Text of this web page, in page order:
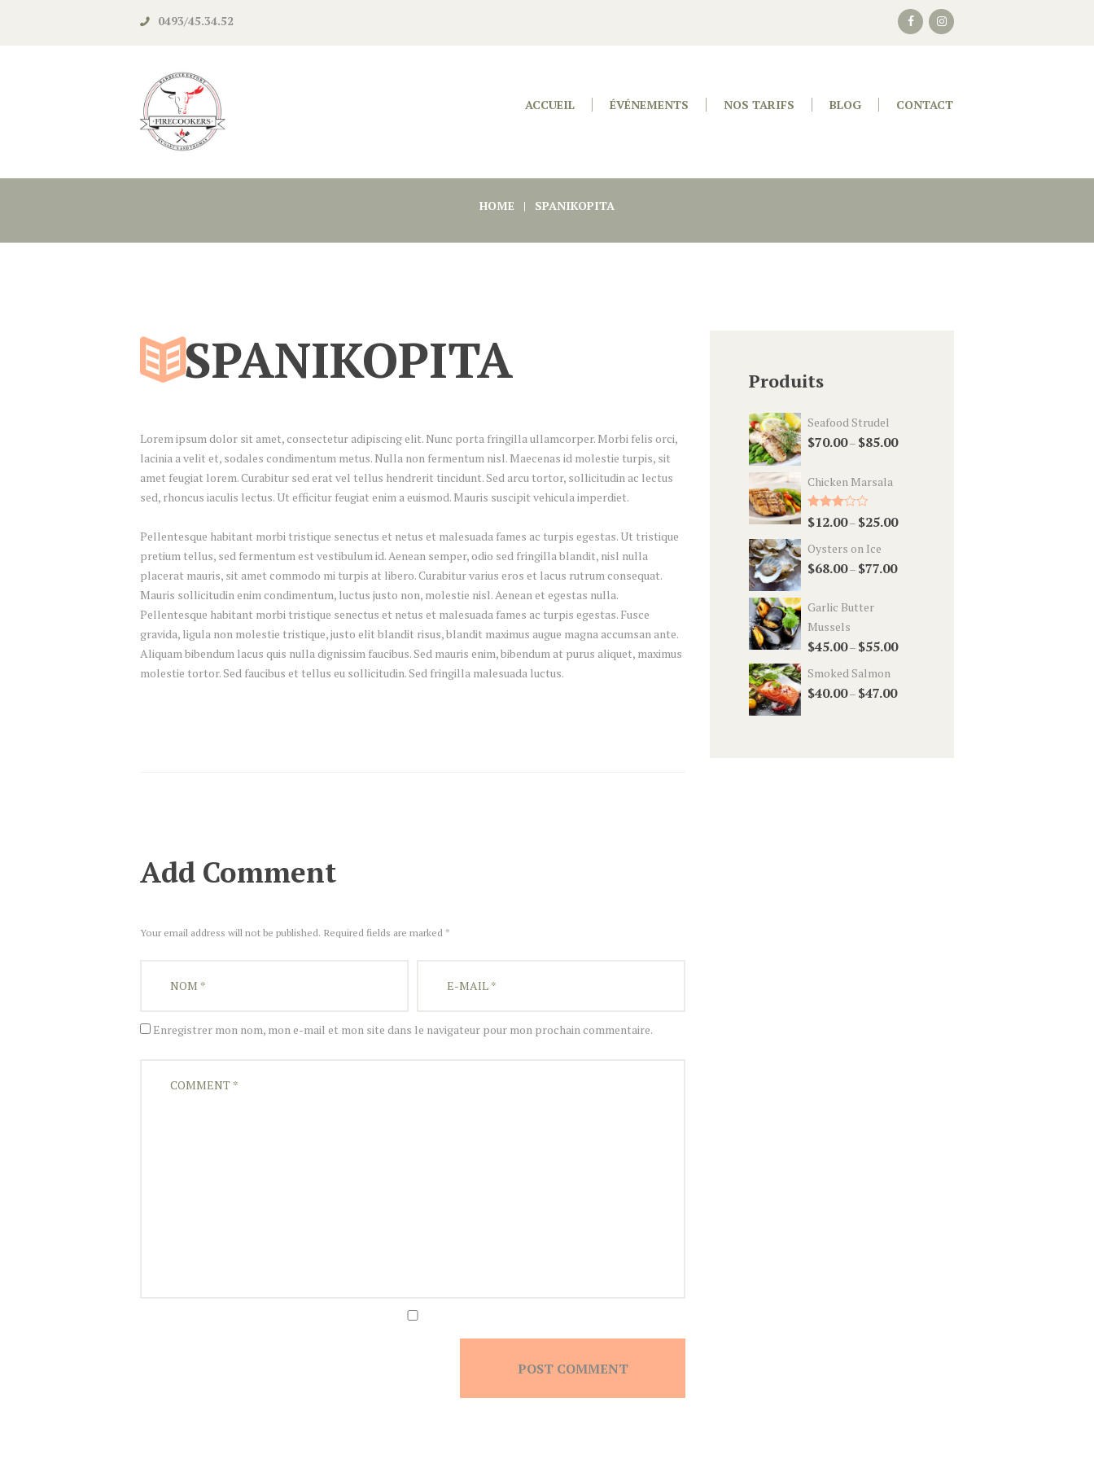
0493/45.34.52‬
ACCUEIL ÉVÉNEMENTS NOS TARIFS BLOG CONTACT
HOME SPANIKOPITA
SPANIKOPITA
Lorem ipsum dolor sit amet, consectetur adipiscing elit. Nunc porta fringilla ullamcorper. Morbi felis orci,
lacinia a velit et, sodales condimentum metus. Nulla non fermentum nisl. Maecenas id molestie turpis, sit
amet feugiat lorem. Curabitur sed erat vel tellus hendrerit tincidunt. Sed arcu tortor, sollicitudin ac lectus
sed, rhoncus iaculis lectus. Ut efficitur feugiat enim a euismod. Mauris suscipit vehicula imperdiet.
Pellentesque habitant morbi tristique senectus et netus et malesuada fames ac turpis egestas. Ut tristique
pretium tellus, sed fermentum est vestibulum id. Aenean semper, odio sed fringilla blandit, nisl nulla
placerat mauris, sit amet commodo mi turpis at libero. Curabitur varius eros et lacus rutrum consequat.
Mauris sollicitudin enim condimentum, luctus justo non, molestie nisl. Aenean et egestas nulla.
Pellentesque habitant morbi tristique senectus et netus et malesuada fames ac turpis egestas. Fusce
gravida, ligula non molestie tristique, justo elit blandit risus, blandit maximus augue magna accumsan ante.
Aliquam bibendum lacus quis nulla dignissim faucibus. Sed mauris enim, bibendum at purus aliquet, maximus
molestie tortor. Sed faucibus et tellus eu sollicitudin. Sed fringilla malesuada luctus.
Add Comment
Your email address will not be published. Required fields are marked *
Enregistrer mon nom, mon e-mail et mon site dans le navigateur pour mon prochain commentaire.
Produits
Seafood Strudel
$70.00– $85.00
Chicken Marsala
Rated
3.00
$12.00– $25.00
Oysters on Ice
$68.00– $77.00
Garlic Butter
Mussels
$45.00– $55.00
Smoked Salmon
$40.00– $47.00